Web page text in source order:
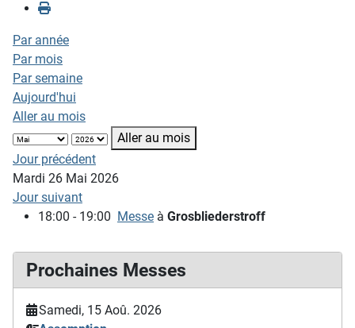
Par année
Par mois
Par semaine
Aujourd'hui
Aller au mois
Aller au mois
Jour précédent
Mardi 26 Mai 2026
Jour suivant
18:00 - 19:00 Messe à Grosbliederstroff
Prochaines Messes
Samedi, 15 Aoû. 2026